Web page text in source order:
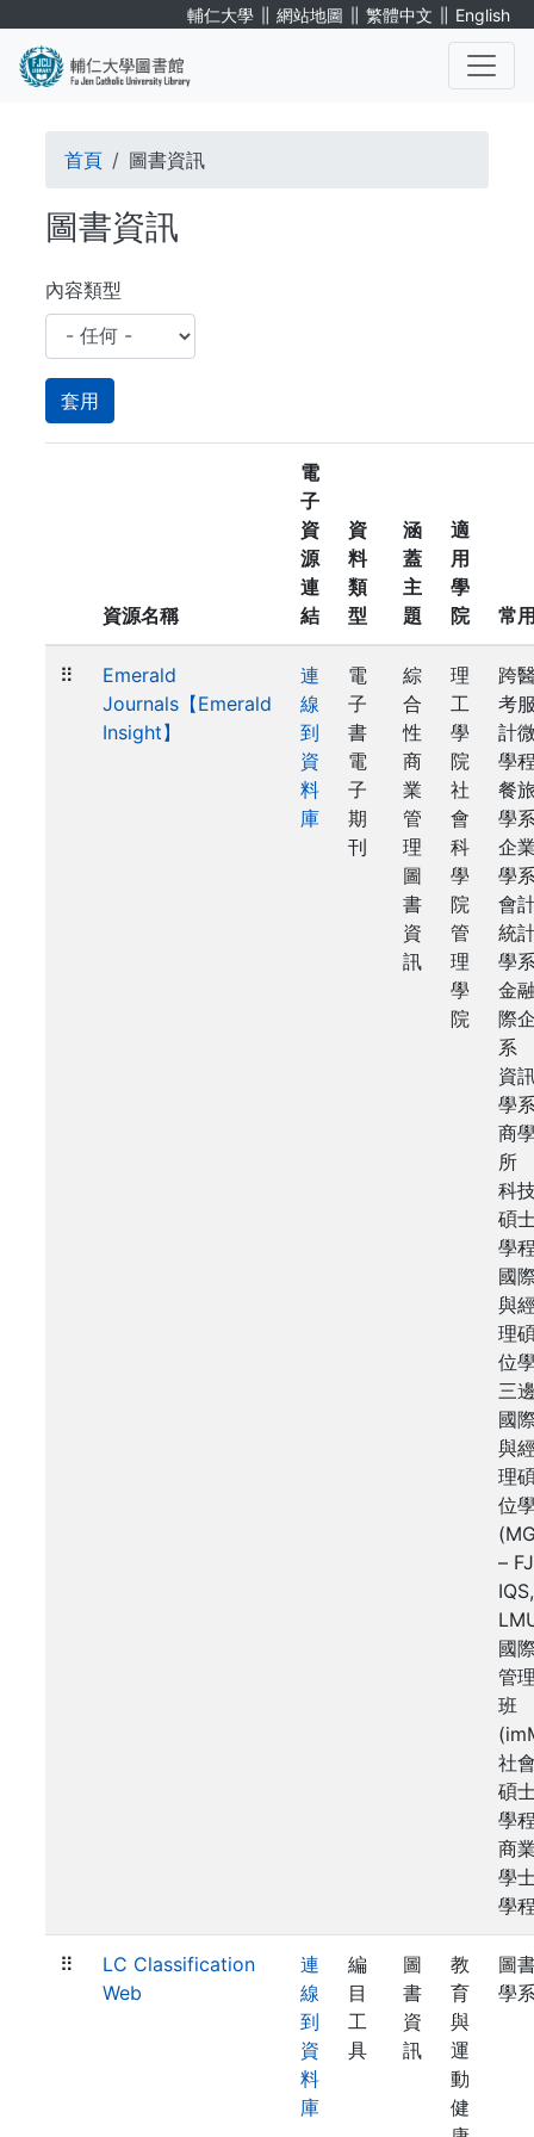
輔仁大學 ∥ 網站地圖 ∥ 繁體中文 ∥ English
導
連
結
首頁 圖書資訊
圖書資訊
內容類型
資源名稱
電
子
資
源
連
結
資
料
類
型
涵
蓋
主
題
適
用
學
院
常
⠿
Emerald
Journals【Emerald
Insight】
連
線
到
資
料
庫
電
子
書
電
子
期
刊
綜
合
性
商
業
管
理
圖
書
資
訊
理
工
學
院
社
會
科
學
院
管
理
學
院
跨
考
計
學
餐
學
企
學
會
統
學
金
際
系
資
學
商
所
科
碩
學
國
與
理
位
三
國
與
理
位
–
國
管
班
社
碩
學
商
學
學
⠿
LC Classification
Web
連
線
到
資
料
庫
編
目
工
具
圖
書
資
訊
教
育
與
運
動
健
圖
學